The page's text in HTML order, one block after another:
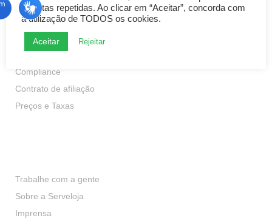
Transparência
Política de Privacidade
Compliance
Contrato de afiliação
Preços e Taxas
Trabalhe com a gente
Sobre a Serveloja
Imprensa
e visitas repetidas. Ao clicar em “Aceitar”, concorda com
a utilização de TODOS os cookies.
Aceitar Rejeitar